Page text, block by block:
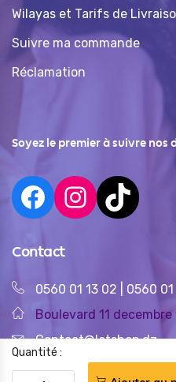
Quantité :
Wilayas et Tarifs de
Suivre ma commande
Réclamation
Soyez le premier à suivre nos
Contact
0560 01 13 02 0560 01
Boulevard 11 decembre
Contact@letshop.dz